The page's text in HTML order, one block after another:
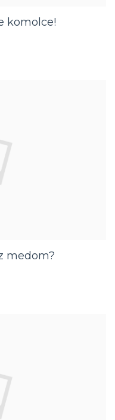
komolce!
medom?